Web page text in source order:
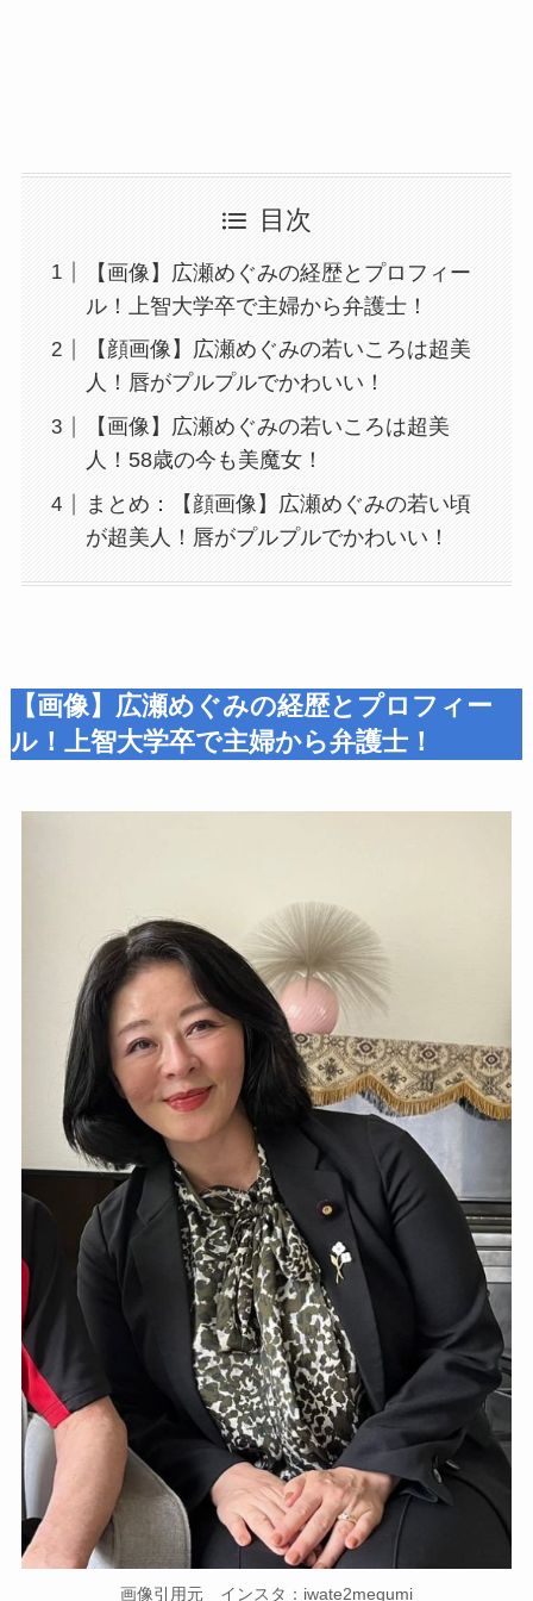
目次
【画像】広瀬めぐみの経歴とプロフィー
ル！上智大学卒で主婦から弁護士！
【顔画像】広瀬めぐみの若いころは超美
人！唇がプルプルでかわいい！
【画像】広瀬めぐみの若いころは超美
人！58歳の今も美魔女！
まとめ：【顔画像】広瀬めぐみの若い頃
が超美人！唇がプルプルでかわいい！
【画像】広瀬めぐみの経歴とプロフィー
ル！上智大学卒で主婦から弁護士！
画像引用元 インスタ：iwate2megumi